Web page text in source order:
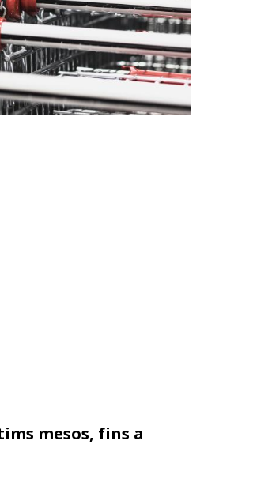
mesos, fins a